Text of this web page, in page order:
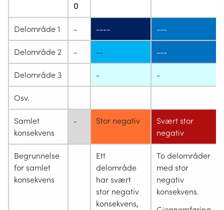
0
Delområde 1 - ---- ---
Delområde 2 - -- ---
Delområde 3 - -
Osv.
Samlet
konsekvens
- Stor negativ
Svært stor
negativ
Begrunnelse
for samlet
konsekvens
Ett
delområde
har svært
stor negativ
konsekvens,
To delområder
med stor
negativ
konsekvens.